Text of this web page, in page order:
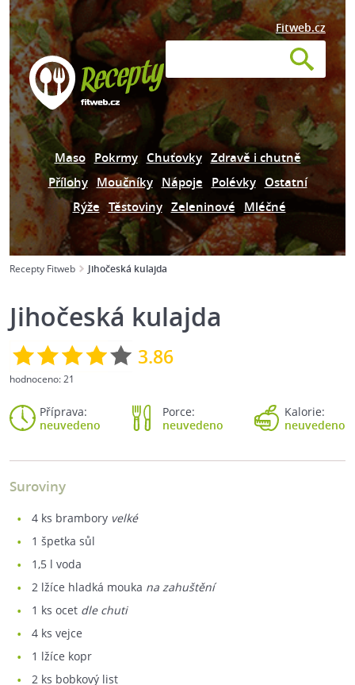
Fitweb.cz
Maso Pokrmy Chuťovky Zdravě i chutně
Přílohy Moučníky Nápoje Polévky Ostatní
Rýže Těstoviny Zeleninové Mléčné
Recepty Fitweb Jihočeská kulajda
Jihočeská kulajda
3.86
hodnoceno:21
Příprava:
neuvedeno
Porce:
neuvedeno
Kalorie:
neuvedeno
Suroviny
4 ks brambory velké
1 špetka sůl
1,5 l voda
2 lžíce hladká mouka na zahuštění
1 ks ocet dle chuti
4 ks vejce
1 lžíce kopr
2 ks bobkový list